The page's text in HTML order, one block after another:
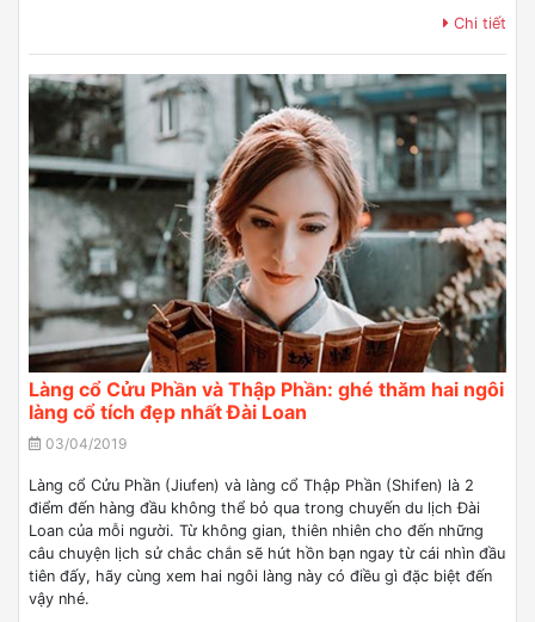
Chi tiết
Làng cổ Cửu Phần và Thập Phần: ghé thăm hai ngôi
làng cổ tích đẹp nhất Đài Loan
03/04/2019
Làng cổ Cửu Phần (Jiufen) và làng cổ Thập Phần (Shifen) là 2
điểm đến hàng đầu không thể bỏ qua trong chuyến du lịch Đài
Loan của mỗi người. Từ không gian, thiên nhiên cho đến những
câu chuyện lịch sử chắc chắn sẽ hút hồn bạn ngay từ cái nhìn đầu
tiên đấy, hãy cùng xem hai ngôi làng này có điều gì đặc biệt đến
vậy nhé.